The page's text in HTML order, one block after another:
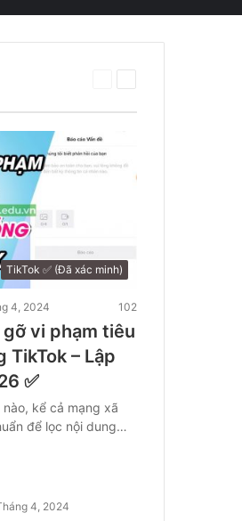
theo
TikTok ✅ (Đã xác minh)
4, 2024 102
vi phạm tiêu
TikTok – Lập
✅
kể cả mạng xã
để lọc nội dung…
4, 2024